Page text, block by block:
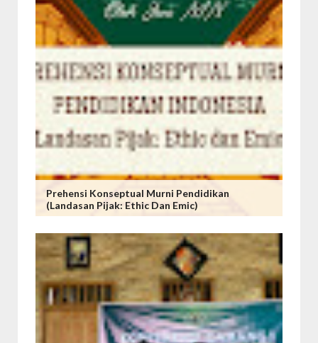
Prehensi Konseptual Murni Pendidikan
(Landasan Pijak: Ethic Dan Emic)